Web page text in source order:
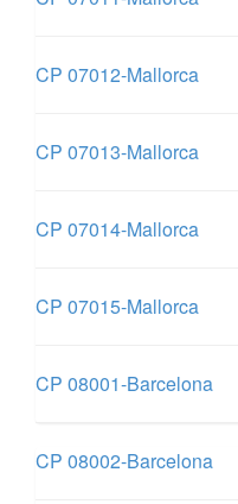
CP 07012-Mallorca
CP 07013-Mallorca
CP 07014-Mallorca
CP 07015-Mallorca
CP 08001-Barcelona
CP 08002-Barcelona